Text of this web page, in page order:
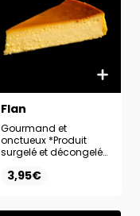
Flan
Gourmand et
onctueux *Produit
surgelé et décongelé
3,95€